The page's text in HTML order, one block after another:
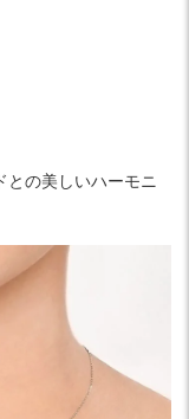
との美しいハーモニ